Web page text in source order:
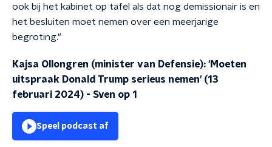
ook bij het kabinet op tafel als dat nog demissionair is en
het besluiten moet nemen over een meerjarige
begroting."
Kajsa Ollongren (minister van Defensie): 'Moeten
uitspraak Donald Trump serieus nemen' (13
februari 2024) - Sven op 1
Speel podcast af